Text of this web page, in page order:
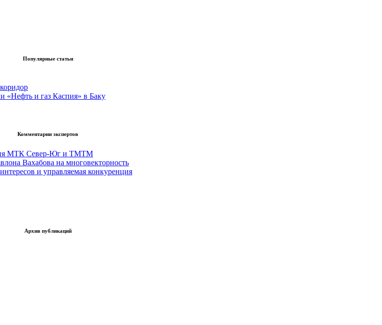
Популярные статьи
«Нефть и газ Каспия» в Баку
Комментарии экспертов
МТК Север-Юг и ТМТМ
Вахабова на многовекторность
и управляемая конкуренция
Архив публикаций